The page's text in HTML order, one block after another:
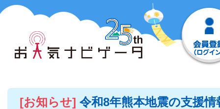
[お知らせ] 令和8年熊本地震の支援